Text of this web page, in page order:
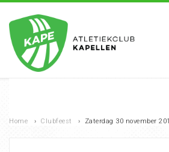
Home › Clubfeest › Zaterdag 30 november